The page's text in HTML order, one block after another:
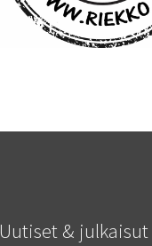
Uutiset & julkaisut